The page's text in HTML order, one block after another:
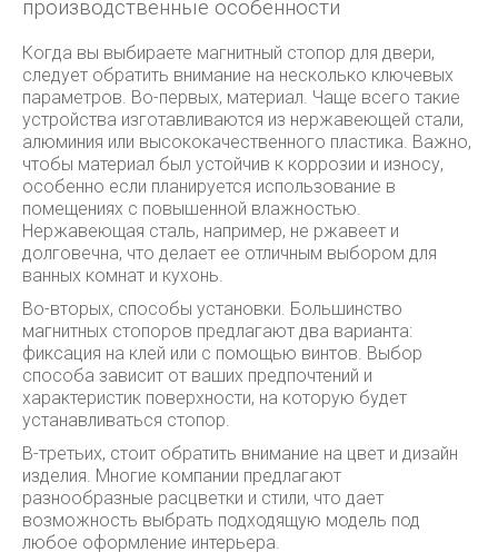
производственные особенности
Когда вы выбираете магнитный стопор для двери,
следует обратить внимание на несколько ключевых
параметров. Во-первых, материал. Чаще всего такие
устройства изготавливаются из нержавеющей стали,
алюминия или высококачественного пластика. Важно,
чтобы материал был устойчив к коррозии и износу,
особенно если планируется использование в
помещениях с повышенной влажностью.
Нержавеющая сталь, например, не ржавеет и
долговечна, что делает ее отличным выбором для
ванных комнат и кухонь.
Во-вторых, способы установки. Большинство
магнитных стопоров предлагают два варианта:
фиксация на клей или с помощью винтов. Выбор
способа зависит от ваших предпочтений и
характеристик поверхности, на которую будет
устанавливаться стопор.
В-третьих, стоит обратить внимание на цвет и дизайн
изделия. Многие компании предлагают
разнообразные расцветки и стили, что дает
возможность выбрать подходящую модель под
любое оформление интерьера.